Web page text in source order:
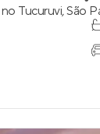
no Tucuruvi,São